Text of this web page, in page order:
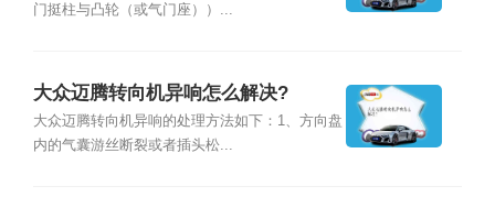
门挺柱与凸轮（或气门座））...
大众迈腾转向机异响怎么解决?
大众迈腾转向机异响的处理方法如下：1、方向盘
内的气囊游丝断裂或者插头松...